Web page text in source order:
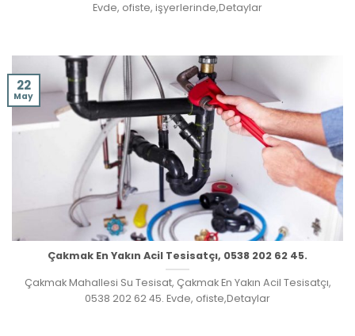
Evde, ofiste, işyerlerinde,Detaylar
Çakmak En Yakın Acil Tesisatçı, 0538 202 62 45.
Çakmak Mahallesi Su Tesisat, Çakmak En Yakın Acil Tesisatçı,
0538 202 62 45. Evde, ofiste,Detaylar
22
May